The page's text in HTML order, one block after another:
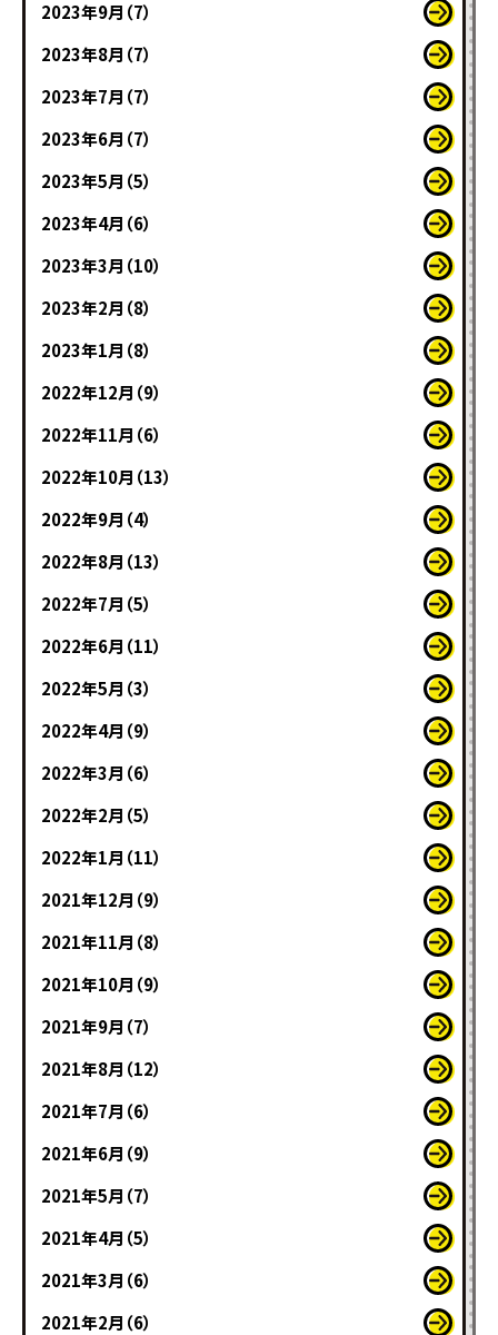
2023年9月（7）
2023年8月（7）
2023年7月（7）
2023年6月（7）
2023年5月（5）
2023年4月（6）
2023年3月（10）
2023年2月（8）
2023年1月（8）
2022年12月（9）
2022年11月（6）
2022年10月（13）
2022年9月（4）
2022年8月（13）
2022年7月（5）
2022年6月（11）
2022年5月（3）
2022年4月（9）
2022年3月（6）
2022年2月（5）
2022年1月（11）
2021年12月（9）
2021年11月（8）
2021年10月（9）
2021年9月（7）
2021年8月（12）
2021年7月（6）
2021年6月（9）
2021年5月（7）
2021年4月（5）
2021年3月（6）
2021年2月（6）